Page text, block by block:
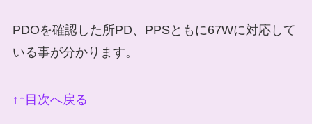
PDOを確認した所PD、PPSともに67Wに対応して
いる事が分かります。
↑↑目次へ戻る